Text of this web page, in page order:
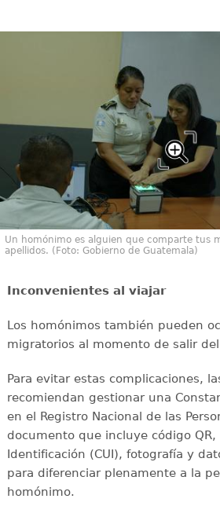
Un homónimo es alguien que comparte tus
apellidos. (Foto: Gobierno de Guatemala)
Inconvenientes al viajar
Los homónimos también pueden
migratorios al momento de salir
Para evitar estas complicaciones,
recomiendan gestionar una
en el Registro Nacional de las
documento que incluye código QR,
Identificación (CUI), fotografía y
para diferenciar plenamente a la
homónimo.